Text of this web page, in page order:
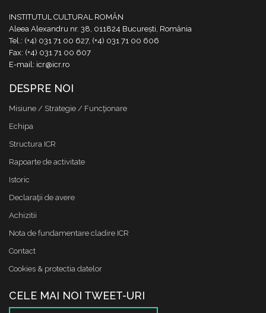
INSTITUTUL CULTURAL ROMÂN
Aleea Alexandru nr. 38, 011824 București, România
Tel.: (+4) 031 71 00 627, (+4) 031 71 00 606
Fax: (+4) 031 71 00 607
E-mail: icr@icr.ro
DESPRE NOI
Misiune / Strategie / Funcţionare
Echipa
Structura ICR
Rapoarte de activitate
Istoric
Declaraţii de avere
Achizitii
Nota de fundamentare cladire ICR
Contact
Cookies & protectia datelor
CELE MAI NOI TWEET-URI